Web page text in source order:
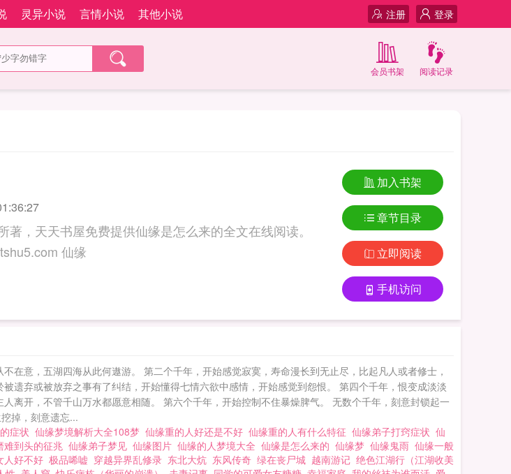
灵异小说 言情小说 其他小说 登录
注册
阅读记录
会员书架
，天天书屋免费提供仙缘是怎么来的全文在线阅读。
三秒记住本站：天天书屋 网址：www.ttshu5.com 仙缘
加入书架
章节目录
立即阅读
手机访问
在意，五湖四海从此何遨游。 第二个千年，开始感觉寂寞，寿命漫长到无止尽，比起凡人或者修士，
遗弃或被放弃之事有了纠结，开始懂得七情六欲中感情，开始感觉到怨恨。 第四个千年，恨变成淡淡
离开，不管千山万水都愿意相随。 第六个千年，开始控制不住暴燥脾气。 无数个千年，刻意封锁起一
掉，刻意遗忘...
症状 仙缘梦境解析大全108梦 仙缘重的人好还是不好 仙缘重的人有什么特征 仙缘弟子打窍症状 仙
难到头的征兆 仙缘弟子梦见 仙缘图片 仙缘的人梦境大全 仙缘是怎么来的 仙缘梦 仙缘鬼雨 仙缘一般
人好不好 极品唏嘘 穿越异界乱修录 东北大炕 东风传奇 绿在丧尸城 越南游记 绝色江湖行（江湖收美